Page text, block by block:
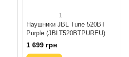
1
Наушники JBL Tune 520BT
Purple (JBLT520BTPUREU)
1 699 грн